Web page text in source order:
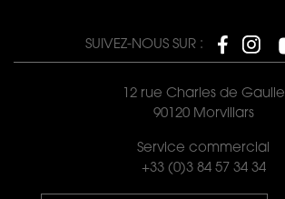
SUIVEZ-NOUS SUR :
12 rue Charles de Gaulle
90120 Morvillars
Service commercial
+33 (0)3 84 57 34 34